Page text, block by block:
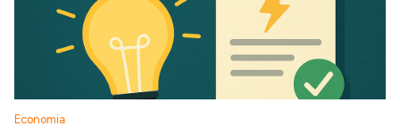
Economia